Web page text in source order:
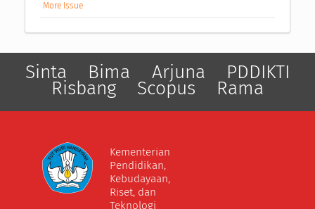
More Issue
Sinta Bima Arjuna PDDIKTI
Risbang Scopus Rama
Kementerian
Pendidikan,
Kebudayaan,
Riset, dan
Teknologi